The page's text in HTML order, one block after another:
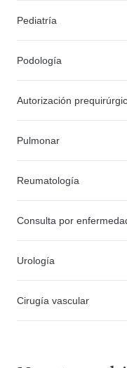
Pediatría
Podología
Autorización
Pulmonar
Reumatología
Consulta por
Urología
Cirugía vascular